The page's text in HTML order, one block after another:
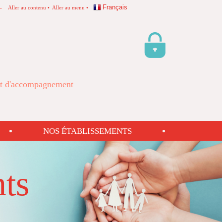
Aller au contenu Aller au menu Français
d'accompagnement
Extranet
NOS ÉTABLISSEMENTS